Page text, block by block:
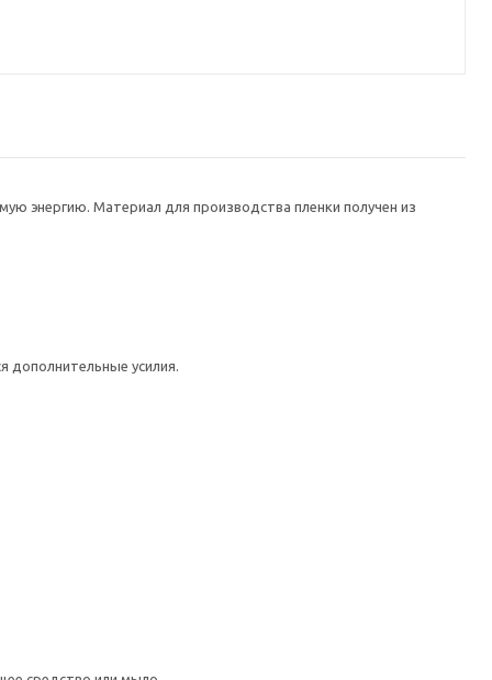
энергию. Материал для производства пленки получен из
дополнительные усилия.